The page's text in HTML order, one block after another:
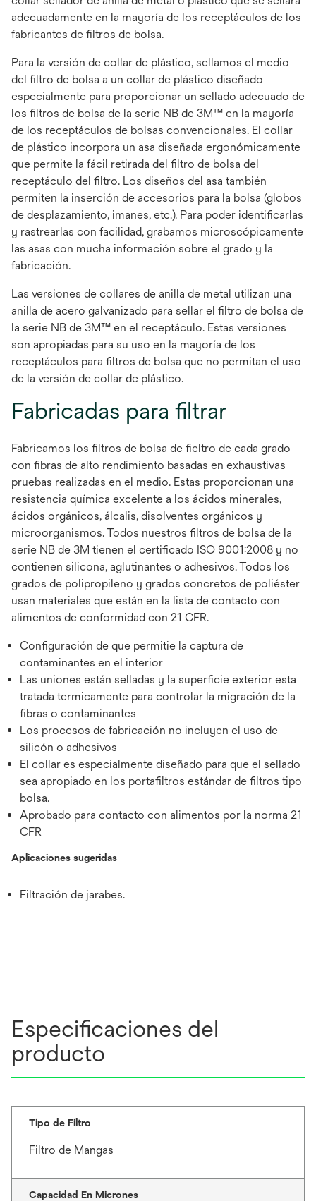
adecuadamente en la mayoría de los receptáculos de los
fabricantes de filtros de bolsa.
Para la versión de collar de plástico, sellamos el medio
del filtro de bolsa a un collar de plástico diseñado
especialmente para proporcionar un sellado adecuado de
los filtros de bolsa de la serie NB de 3M™ en la mayoría
de los receptáculos de bolsas convencionales. El collar
de plástico incorpora un asa diseñada ergonómicamente
que permite la fácil retirada del filtro de bolsa del
receptáculo del filtro. Los diseños del asa también
permiten la inserción de accesorios para la bolsa (globos
de desplazamiento, imanes, etc.). Para poder identificarlas
y rastrearlas con facilidad, grabamos microscópicamente
las asas con mucha información sobre el grado y la
fabricación.
Las versiones de collares de anilla de metal utilizan una
anilla de acero galvanizado para sellar el filtro de bolsa de
la serie NB de 3M™ en el receptáculo. Estas versiones
son apropiadas para su uso en la mayoría de los
receptáculos para filtros de bolsa que no permitan el uso
de la versión de collar de plástico.
Fabricadas para filtrar
Fabricamos los filtros de bolsa de fieltro de cada grado
con fibras de alto rendimiento basadas en exhaustivas
pruebas realizadas en el medio. Estas proporcionan una
resistencia química excelente a los ácidos minerales,
ácidos orgánicos, álcalis, disolventes orgánicos y
microorganismos. Todos nuestros filtros de bolsa de la
serie NB de 3M tienen el certificado ISO 9001:2008 y no
contienen silicona, aglutinantes o adhesivos. Todos los
grados de polipropileno y grados concretos de poliéster
usan materiales que están en la lista de contacto con
alimentos de conformidad con 21 CFR.
Configuración de que permitie la captura de
contaminantes en el interior
Las uniones están selladas y la superficie exterior esta
tratada termicamente para controlar la migración de la
fibras o contaminantes
Los procesos de fabricación no incluyen el uso de
silicón o adhesivos
El collar es especialmente diseñado para que el sellado
sea apropiado en los portafiltros estándar de filtros tipo
bolsa.
Aprobado para contacto con alimentos por la norma 21
CFR
Aplicaciones sugeridas
Filtración de jarabes.
Especificaciones del
producto
Tipo de Filtro
Filtro de Mangas
Capacidad En Micrones